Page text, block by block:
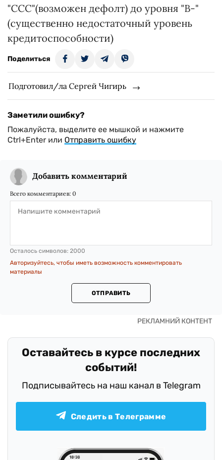
"CCC"(возможен дефолт) до уровня "B-"
(существенно недостаточный уровень
кредитоспособности)
Поделиться
Подготовил/ла Сергей Чигирь
Заметили ошибку?
Пожалуйста, выделите ее мышкой и нажмите
Ctrl+Enter или Отправить ошибку
Добавить комментарий
Всего комментариев: 0
Осталось символов: 2000
Авторизуйтесь, чтобы иметь возможность комментировать
материалы
ОТПРАВИТЬ
Оставайтесь в курсе последних
событий!
Подписывайтесь на наш канал в Telegram
Следить в Телеграмме